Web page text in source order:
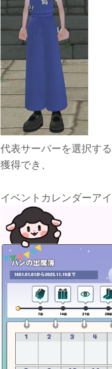
代表サーバーを選択す
獲得でき、
イベントカレンダーア